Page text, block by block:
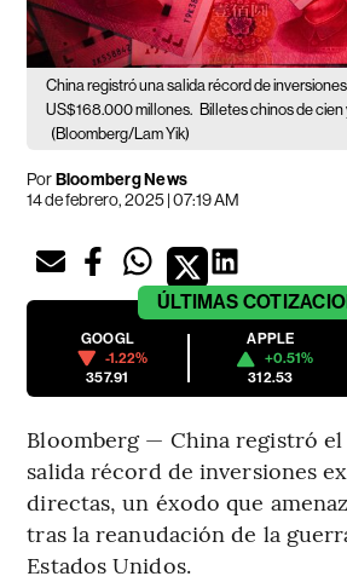
China registró una salida récord de
US$168.000 millones. Billetes chinos de cien
(Bloomberg/Lam Yik)
PorBloomberg News
14 de febrero, 2025 | 07:19 AM
ÚLTIMAS
GOOGL
-1.22%
357.91
APPLE
+0.51%
312.53
Bloomberg — China registró el
salida récord de inversiones
directas, un éxodo que
tras la reanudación de la
Estados Unidos.